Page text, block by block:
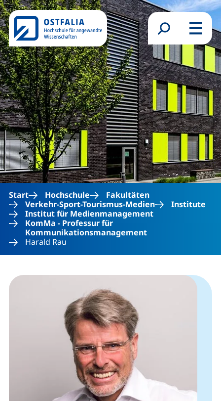
Direkt zum Inhalt
Suchformular
Menü
Start Hochschule
Fakultäten
Verkehr-Sport-Tourismus-Medien
Institute
Institut für Medienmanagement
KomMa - Professur für
Kommunikationsmanagement
Harald Rau